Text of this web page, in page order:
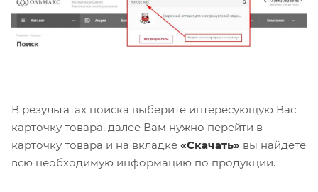
В результатах поиска выберите интересующую Вас
карточку товара, далее Вам нужно перейти в
карточку товара и на вкладке «Скачать» вы найдете
всю необходимую информацию по продукции.